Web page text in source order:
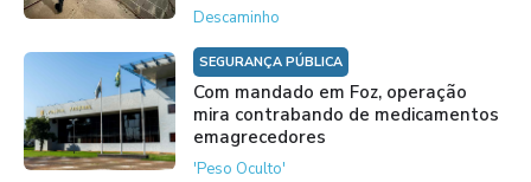
Descaminho
SEGURANÇA PÚBLICA
Com mandado em Foz, operação
mira contrabando de medicamentos
emagrecedores
'Peso Oculto'